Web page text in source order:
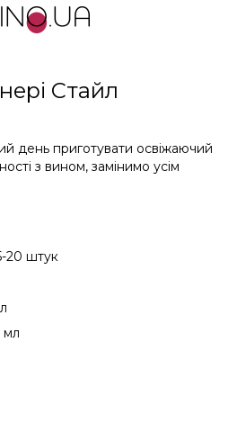
Стайл
день приготувати освіжаючий
з вином, замінимо усім
20 штук
мл